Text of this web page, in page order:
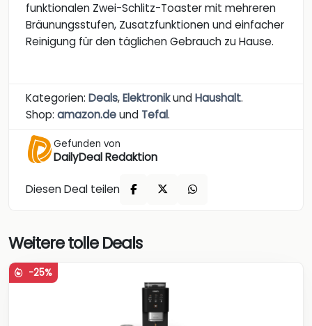
funktionalen Zwei-Schlitz-Toaster mit mehreren
Bräunungsstufen, Zusatzfunktionen und einfacher
Reinigung für den täglichen Gebrauch zu Hause.
Kategorien: Deals,ElektronikundHaushalt.
Shop: amazon.deund Tefal.
Gefunden von
DailyDeal Redaktion
Diesen Deal teilen
Weitere tolle Deals
-25%